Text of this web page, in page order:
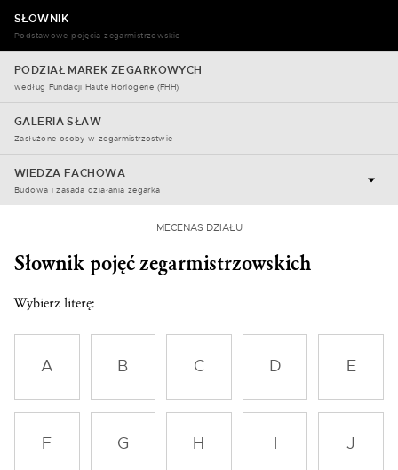
SŁOWNIK
Podstawowe pojęcia zegarmistrzowskie
PODZIAŁ MAREK ZEGARKOWYCH
według Fundacji Haute Horlogerie (FHH)
GALERIA SŁAW
Zasłużone osoby w zegarmistrzostwie
WIEDZA FACHOWA
Budowa i zasada działania zegarka
MECENAS DZIAŁU
Słownik pojęć zegarmistrzowskich
Wybierz literę:
A B C D E
F G H J